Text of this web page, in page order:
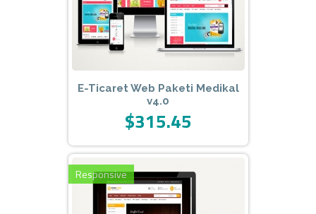
E-Ticaret Web Paketi Medikal
v4.0
$315.45
Responsive